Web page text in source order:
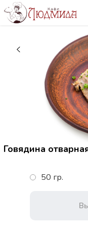
Говядина
50 гр.